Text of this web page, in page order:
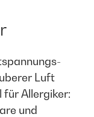
Luft
für Allergiker:
und